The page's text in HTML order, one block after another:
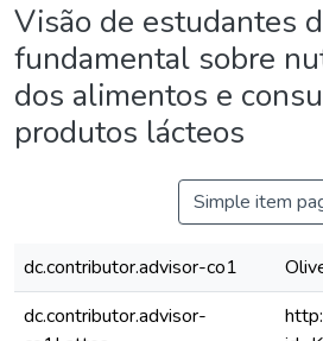
Visão de estudantes
fundamental sobre
dos alimentos e
produtos lácteos
Simple item
dc.contributor.advisor-co1
dc.contributor.advisor-